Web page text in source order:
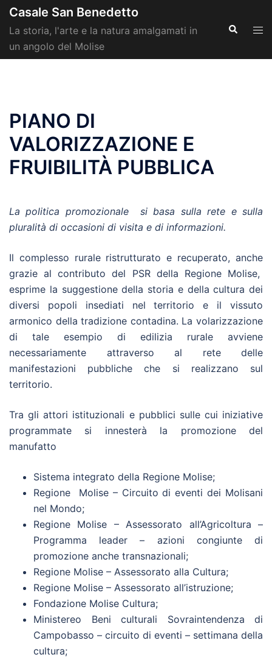
VaiCasale San Benedetto
La storia, l'arte e la natura amalgamati in
un angolo del Molise
Cerca
PIANO DI
VALORIZZAZIONE E
FRUIBILITÀ PUBBLICA
La politica promozionale si basa sulla rete e sulla
pluralità di occasioni di visita e di informazioni.
Il complesso rurale ristrutturato e recuperato, anche
grazie al contributo del PSR della Regione Molise,
esprime la suggestione della storia e della cultura dei
diversi popoli insediati nel territorio e il vissuto
armonico della tradizione contadina. La volarizzazione
di tale esempio di edilizia rurale avviene
necessariamente attraverso al rete delle
manifestazioni pubbliche che si realizzano sul
territorio.
Tra gli attori istituzionali e pubblici sulle cui iniziative
programmate si innesterà la promozione del
manufatto
Sistema integrato della Regione Molise;
Regione Molise – Circuito di eventi dei Molisani
nel Mondo;
Regione Molise – Assessorato all’Agricoltura –
Programma leader – azioni congiunte di
promozione anche transnazionali;
Regione Molise – Assessorato alla Cultura;
Regione Molise – Assessorato all’istruzione;
Fondazione Molise Cultura;
Ministereo Beni culturali Sovraintendenza di
Campobasso – circuito di eventi – settimana della
cultura;